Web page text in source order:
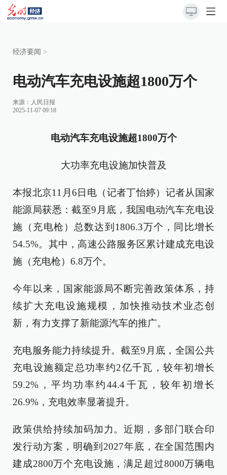
经济要闻 >
电动汽车充电设施超1800万个
来源： 人民日报
2025-11-07 09:18
电动汽车充电设施超1800万个
大功率充电设施加快普及
本报北京11月6日电（记者丁怡婷）记者从国家
能源局获悉：截至9月底，我国电动汽车充电设
施（充电枪）总数达到1806.3万个，同比增长
54.5%。其中，高速公路服务区累计建成充电设
施（充电枪）6.8万个。
今年以来，国家能源局不断完善政策体系，持
续扩大充电设施规模，加快推动技术业态创
新，有力支撑了新能源汽车的推广。
充电服务能力持续提升。截至9月底，全国公共
充电设施额定总功率约2亿千瓦，较年初增长
59.2%，平均功率约44.4千瓦，较年初增长
26.9%，充电效率显著提升。
政策供给持续加码加力。近期，多部门联合印
发行动方案，明确到2027年底，在全国范围内
建成2800万个充电设施，满足超过8000万辆电